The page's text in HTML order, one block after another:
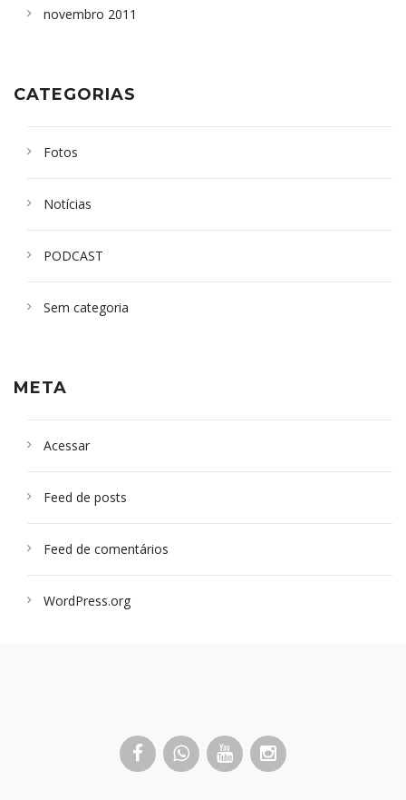
novembro 2011
CATEGORIAS
Fotos
Notícias
PODCAST
Sem categoria
META
Acessar
Feed de posts
Feed de comentários
WordPress.org